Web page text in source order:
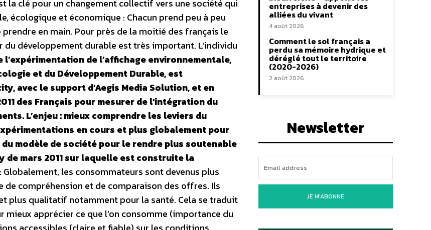
la clé pour un changement collectif vers une société qui
écologique et économique : Chacun prend peu à peu
en main. Pour près de la moitié des français le
développement durable est très important. L’individu
l’expérimentation de l’affichage environnementale,
et du Développement Durable, est
avec le support d’Aegis Media Solution, et en
des Français pour mesurer de l’intégration du
L’enjeu : mieux comprendre les leviers du
en cours et plus globalement pour
modèle de société pour le rendre plus soutenable
de mars 2011 sur laquelle est construite la
: Globalement, les consommateurs sont devenus plus
compréhension et de comparaison des offres. Ils
plus qualitatif notamment pour la santé. Cela se traduit
apprécier ce que l’on consomme (importance du
entreprises à devenir des
alliées du vivant
4 août 2026
Comment le sol français a
perdu sa mémoire hydrique et
déréglé tout le territoire
(2020-2026)
2 août 2026
Newsletter
JE M'ABONNE